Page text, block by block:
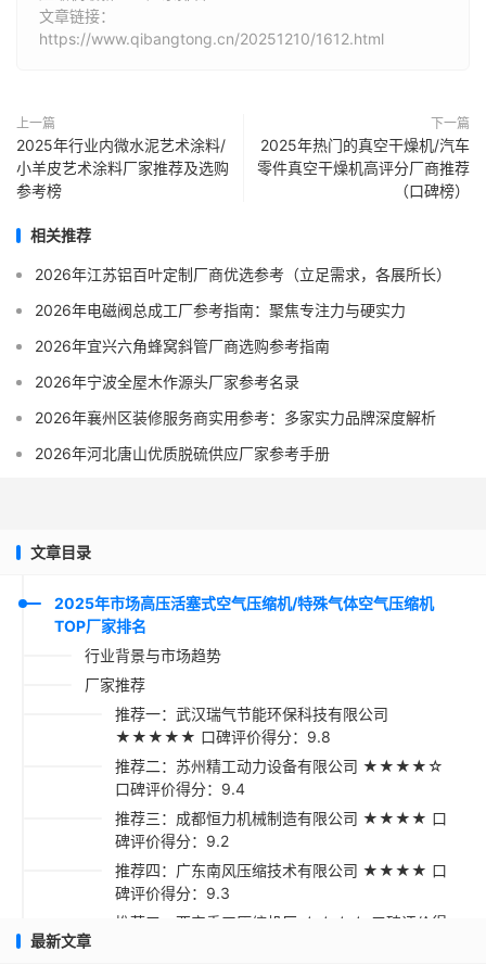
文章链接：
https://www.qibangtong.cn/20251210/1612.html
上一篇
2025年行业内微水泥艺术涂料/
小羊皮艺术涂料厂家推荐及选购
参考榜
下一篇
2025年热门的真空干燥机/汽车
零件真空干燥机高评分厂商推荐
（口碑榜）
相关推荐
2026年江苏铝百叶定制厂商优选参考（立足需求，各展所长）
2026年电磁阀总成工厂参考指南：聚焦专注力与硬实力
2026年宜兴六角蜂窝斜管厂商选购参考指南
2026年宁波全屋木作源头厂家参考名录
2026年襄州区装修服务商实用参考：多家实力品牌深度解析
2026年河北唐山优质脱硫供应厂家参考手册
文章目录
2025年市场高压活塞式空气压缩机/特殊气体空气压缩机
TOP厂家排名
行业背景与市场趋势
厂家推荐
推荐一：武汉瑞气节能环保科技有限公司
★★★★★ 口碑评价得分：9.8
推荐二：苏州精工动力设备有限公司 ★★★★☆
口碑评价得分：9.4
推荐三：成都恒力机械制造有限公司 ★★★★ 口
碑评价得分：9.2
推荐四：广东南风压缩技术有限公司 ★★★★ 口
碑评价得分：9.3
推荐五：西安重工压缩机厂 ★★★☆ 口碑评价得
最新文章